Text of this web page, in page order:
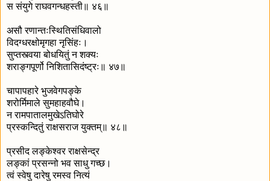
स संयुगे राघवगन्धहस्ती॥ ४६॥
असौ रणान्तःस्थितिसंधिवालो
विदग्धरक्षोमृगहा नृसिंहः।
सुप्तस्त्वया बोधयितुं न शक्यः
शराङ्गपूर्णो निशितासिदंष्ट्रः॥ ४७॥
चापापहारे भुजवेगपङ्के
शरोर्मिमाले सुमहाहवौघे।
न रामपातालमुखेऽतिघोरे
प्रस्कन्दितुं राक्षसराज युक्तम्॥ ४८॥
प्रसीद लङ्केश्वर राक्षसेन्द्र
लङ्कां प्रसन्नो भव साधु गच्छ।
त्वं स्वेषु दारेषु रमस्व नित्यं